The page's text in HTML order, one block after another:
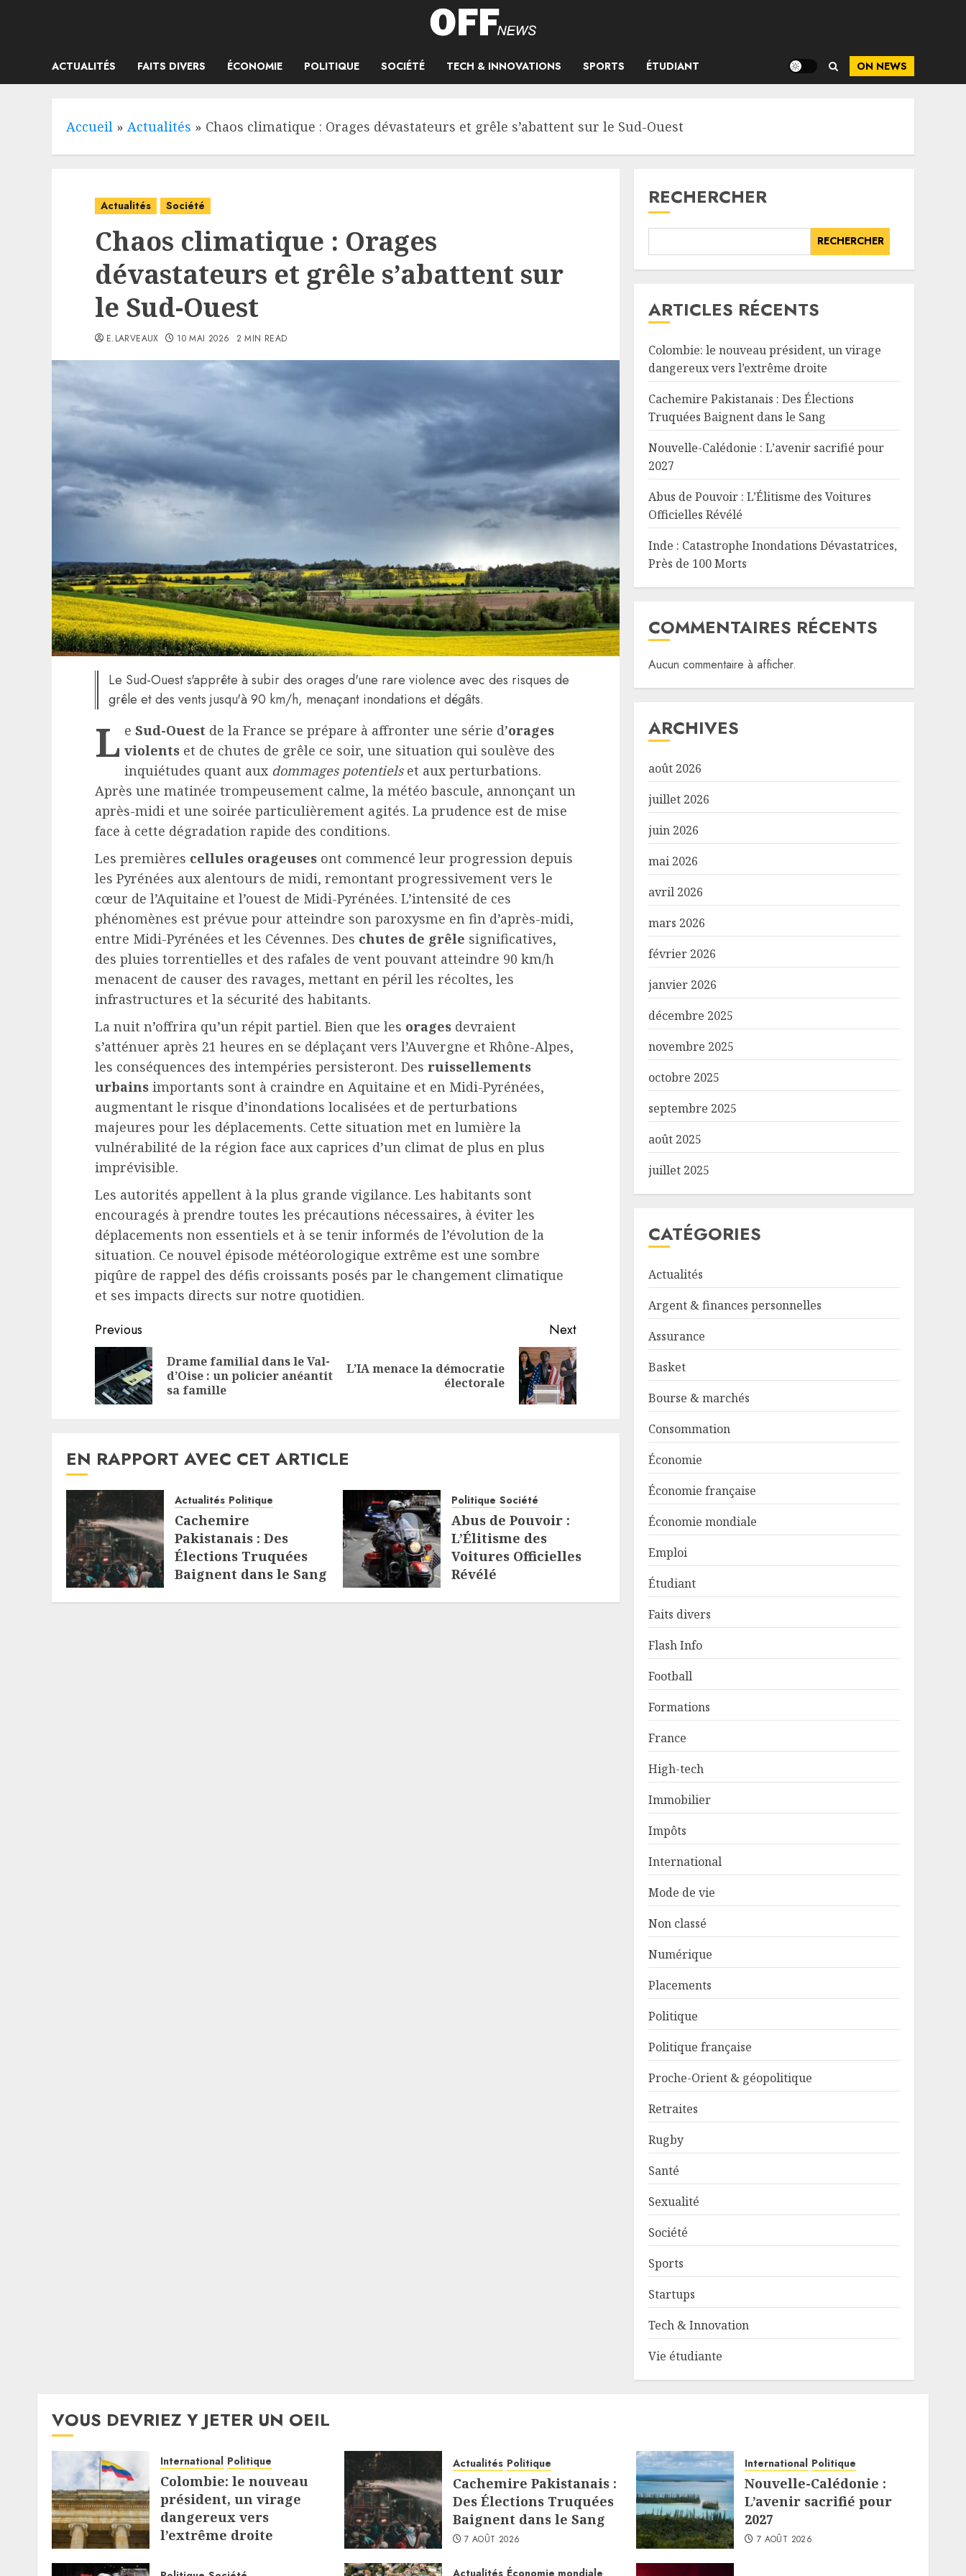
ACTUALITÉS FAITS DIVERS ÉCONOMIE POLITIQUE SOCIÉTÉ TECH & INNOVATIONS SPORTS ÉTUDIANT ON NEWS
Accueil » Actualités » Chaos climatique : Orages dévastateurs et grêle s’abattent sur le Sud-Ouest
Actualités Société
Chaos climatique : Orages
dévastateurs et grêle s’abattent sur
le Sud-Ouest
E.LARVEAUX 10 MAI 2026 2 MIN READ
Le Sud-Ouest s'apprête à subir des orages d'une rare violence avec des risques de
grêle et des vents jusqu'à 90 km/h, menaçant inondations et dégâts.
L eSud-Ouest de la France se prépare à affronter une série d’orages
violents et de chutes de grêle ce soir, une situation qui soulève des
inquiétudes quant aux dommages potentielset aux perturbations.
Après une matinée trompeusement calme, la météo bascule, annonçant un
après-midi et une soirée particulièrement agités. La prudence est de mise
face à cette dégradation rapide des conditions.
Les premières cellules orageuses ont commencé leur progression depuis
les Pyrénées aux alentours de midi, remontant progressivement vers le
cœur de l’Aquitaine et l’ouest de Midi-Pyrénées. L’intensité de ces
phénomènes est prévue pour atteindre son paroxysme en fin d’après-midi,
entre Midi-Pyrénées et les Cévennes. Des chutes de grêle significatives,
des pluies torrentielles et des rafales de vent pouvant atteindre 90 km/h
menacent de causer des ravages, mettant en péril les récoltes, les
infrastructures et la sécurité des habitants.
La nuit n’offrira qu’un répit partiel. Bien que les orages devraient
s’atténuer après 21 heures en se déplaçant vers l’Auvergne et Rhône-Alpes,
les conséquences des intempéries persisteront. Des ruissellements
urbains importants sont à craindre en Aquitaine et en Midi-Pyrénées,
augmentant le risque d’inondations localisées et de perturbations
majeures pour les déplacements. Cette situation met en lumière la
vulnérabilité de la région face aux caprices d’un climat de plus en plus
imprévisible.
Les autorités appellent à la plus grande vigilance. Les habitants sont
encouragés à prendre toutes les précautions nécessaires, à éviter les
déplacements non essentiels et à se tenir informés de l’évolution de la
situation. Ce nouvel épisode météorologique extrême est une sombre
piqûre de rappel des défis croissants posés par le changement climatique
et ses impacts directs sur notre quotidien.
Continue
Reading
Previous
Previous
Drame familial dans le Val-
d’Oise : un policier anéantit
sa famille
Next
Next
L’IA menace la démocratie
électorale
EN RAPPORT AVEC CET ARTICLE
Actualités Politique
Cachemire
Pakistanais : Des
Élections Truquées
Baignent dans le Sang
Politique Société
Abus de Pouvoir :
L’Élitisme des
Voitures Officielles
Révélé
RECHERCHER
RECHERCHER
ARTICLES RÉCENTS
Colombie: le nouveau président, un virage
dangereux vers l’extrême droite
Cachemire Pakistanais : Des Élections
Truquées Baignent dans le Sang
Nouvelle-Calédonie : L’avenir sacrifié pour
2027
Abus de Pouvoir : L’Élitisme des Voitures
Officielles Révélé
Inde : Catastrophe Inondations Dévastatrices,
Près de 100 Morts
COMMENTAIRES RÉCENTS
Aucun commentaire à afficher.
ARCHIVES
août 2026
juillet 2026
juin 2026
mai 2026
avril 2026
mars 2026
février 2026
janvier 2026
décembre 2025
novembre 2025
octobre 2025
septembre 2025
août 2025
juillet 2025
CATÉGORIES
Actualités
Argent & finances personnelles
Assurance
Basket
Bourse & marchés
Consommation
Économie
Économie française
Économie mondiale
Emploi
Étudiant
Faits divers
Flash Info
Football
Formations
France
High-tech
Immobilier
Impôts
International
Mode de vie
Non classé
Numérique
Placements
Politique
Politique française
Proche-Orient & géopolitique
Retraites
Rugby
Santé
Sexualité
Société
Sports
Startups
Tech & Innovation
Vie étudiante
VOUS DEVRIEZ Y JETER UN OEIL
International Politique
Colombie: le nouveau
président, un virage
dangereux vers
l’extrême droite
Actualités Politique
Cachemire Pakistanais :
Des Élections Truquées
Baignent dans le Sang
7 AOÛT 2026
International Politique
Nouvelle-Calédonie :
L’avenir sacrifié pour
2027
7 AOÛT 2026
Actualités Économie mondiale